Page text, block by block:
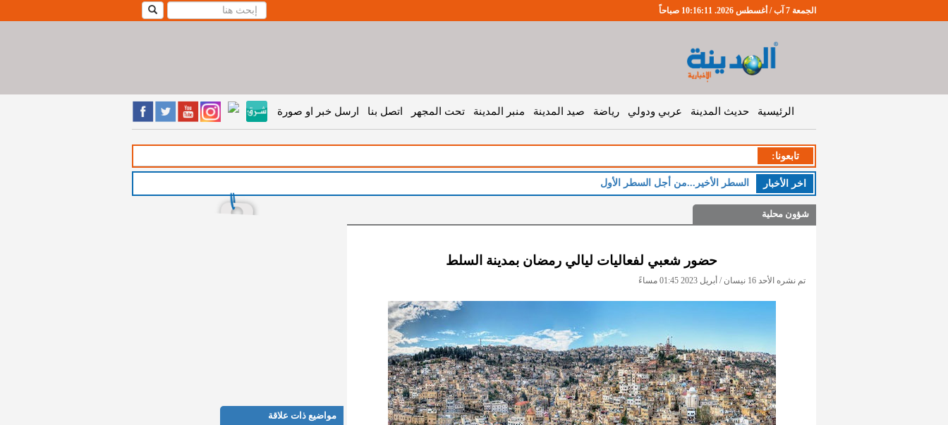
الجمعة 7 آب / أغسطس 2026. 10:16:11 صباحاً
الرئيسية حديث المدينة عربي ودولي رياضة صيد المدينة منبر المدينة تحت المجهر اتصل بنا ارسل خبر او صورة
تابعونا:
اخر اﻷخبار السطر الأخير...من أجل السطر الأول
شؤون محلية
حضور شعبي لفعاليات ليالي رمضان بمدينة السلط
تم نشره الأحد 16 نيسان / أبريل 2023 01:45 مساءً
مواضيع ذات علاقة